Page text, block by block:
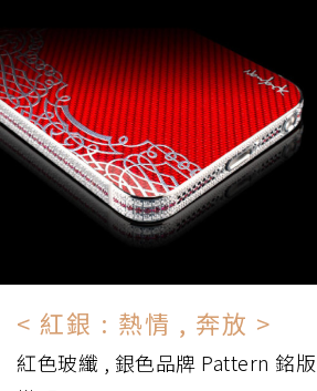
< 紅銀 : 熱情 , 奔放 >
紅色玻纖 , 銀色品牌 Pattern 銘